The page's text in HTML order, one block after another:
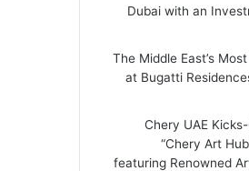
Dubai with an
The Middle East’s
at Bugatti
Chery UAE
“Chery Art
featuring Renowned